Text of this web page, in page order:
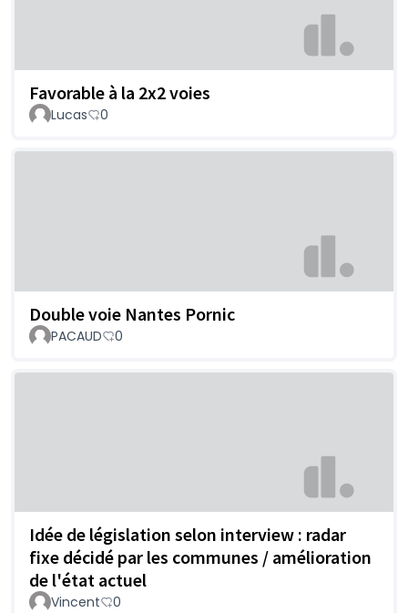
Favorable à la 2x2 voies
Lucas 0
Double voie Nantes Pornic
PACAUD 0
Idée de législation selon interview : radar
fixe décidé par les communes / amélioration
de l'état actuel
Vincent 0